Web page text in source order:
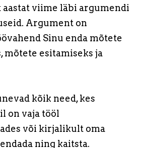
aastat viime läbi argumendi
Argument on
Sinu enda mõtete
mõtete esitamiseks ja
kõik need, kes
on vaja tööl
või kirjalikult oma
ning kaitsta.